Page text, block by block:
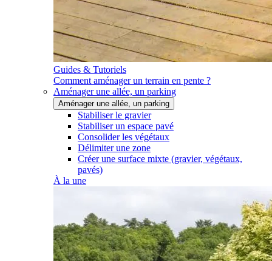
Guides & Tutoriels
Comment aménager un terrain en pente ?
Aménager une allée, un parking
Aménager une allée, un parking
Stabiliser le gravier
Stabiliser un espace pavé
Consolider les végétaux
Délimiter une zone
Créer une surface mixte (gravier, végétaux,
pavés)
À la une